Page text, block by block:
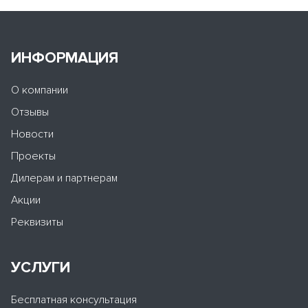
ИНФОРМАЦИЯ
О компании
Отзывы
Новости
Проекты
Дилерам и партнерам
Акции
Реквизиты
УСЛУГИ
Бесплатная консультация